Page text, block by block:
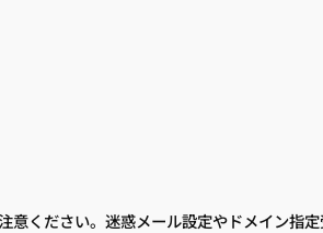
意ください。迷惑メール設定やドメイン指